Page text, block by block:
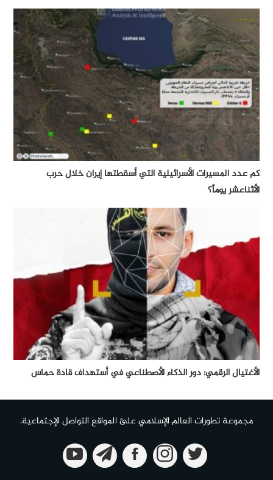
كم عدد المسيرات الأسرائيلية التي أسقطتها إيران خلال حرب
الأثناعشر يوماً؟
الأغتيال الرقمي: دور الذكاء الأصطناعي في أستهداف قادة حماس
مجموعة تطورات العالم الإسلامي علئ المواقع التواصل الإجتماعية.